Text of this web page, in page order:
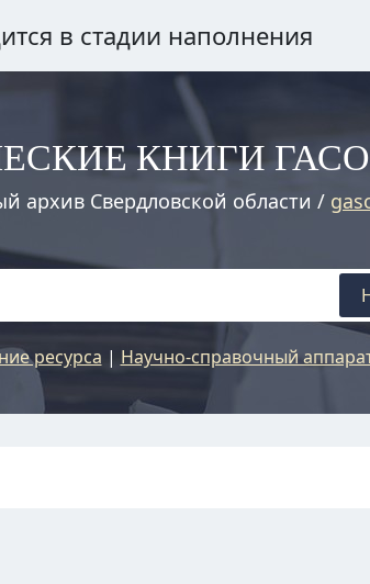
в стадии наполнения
КНИГИ ГАСО
архив Свердловской области /
ресурса | Научно-справочный